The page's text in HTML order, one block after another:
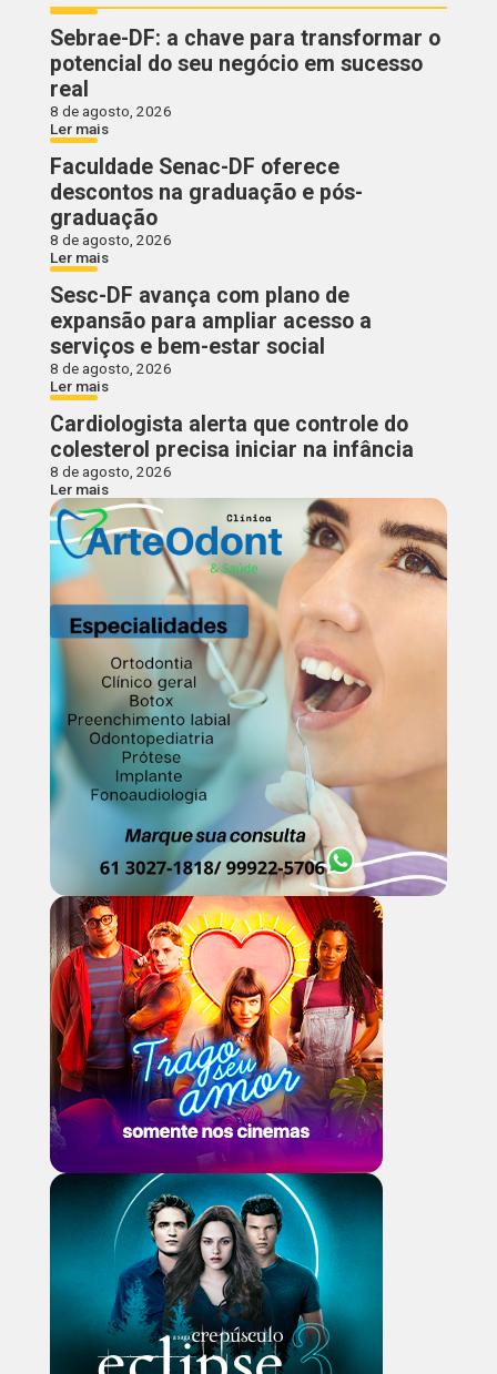
Sebrae-DF: a chave para transformar o
potencial do seu negócio em sucesso
real
8 de agosto, 2026
Ler mais
Faculdade Senac-DF oferece
descontos na graduação e pós-
graduação
8 de agosto, 2026
Ler mais
Sesc-DF avança com plano de
expansão para ampliar acesso a
serviços e bem-estar social
8 de agosto, 2026
Ler mais
Cardiologista alerta que controle do
colesterol precisa iniciar na infância
8 de agosto, 2026
Ler mais